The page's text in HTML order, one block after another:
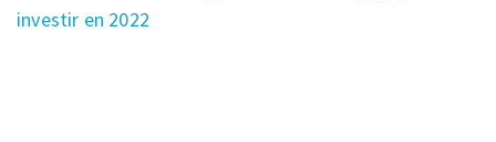
investir en 2022